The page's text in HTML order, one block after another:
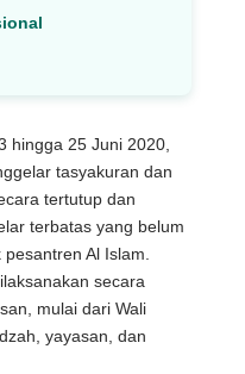
hingga 25 Juni 2020,
tasyakuran dan
tertutup dan
terbatas yang belum
Al Islam.
secara
mulai dari Wali
yayasan, dan